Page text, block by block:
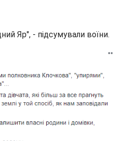
Яр", - підсумували воїни.